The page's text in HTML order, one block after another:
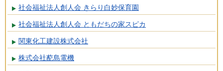
社会福祉法人創人会 きらり白妙保育園
社会福祉法人創人会 ともだちの家スピカ
関東化工建設株式会社
株式会社蓜島電機